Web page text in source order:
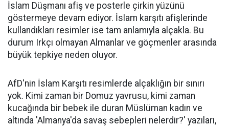
İslam Düşmanı afiş ve posterle çirkin yüzünü
göstermeye devam ediyor. İslam karşıtı afişlerinde
kullandıkları resimler ise tam anlamıyla alçakla. Bu
durum Irkçı olmayan Almanlar ve göçmenler arasında
büyük tepkiye neden oluyor.
AfD'nin İslam Karşıtı resimlerde alçaklığın bir sınırı
yok. Kimi zaman bir Domuz yavrusu, kimi zaman
kucağında bir bebek ile duran Müslüman kadın ve
altında 'Almanya'da savaş sebepleri nelerdir?' yazıları,